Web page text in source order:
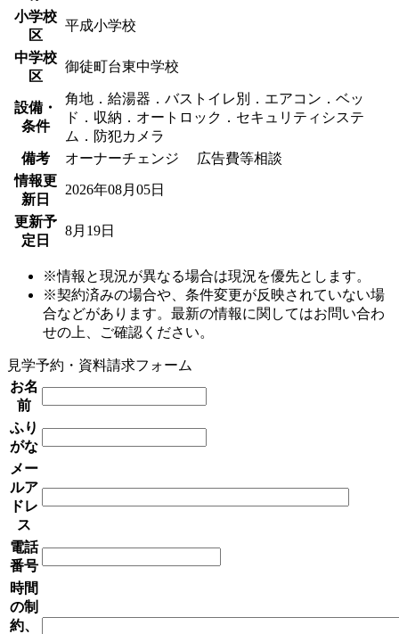
小学校
区
平成小学校
中学校
区
御徒町台東中学校
設備・
条件
角地．給湯器．バストイレ別．エアコン．ベッ
ド．収納．オートロック．セキュリティシステ
ム．防犯カメラ
備考
オーナーチェンジ 広告費等相談
情報更
新日
2026年08月05日
更新予
定日
8月19日
※情報と現況が異なる場合は現況を優先とします。
※契約済みの場合や、条件変更が反映されていない場
合などがあります。最新の情報に関してはお問い合わ
せの上、ご確認ください。
見学予約・資料請求フォーム
お名
前
ふり
がな
メー
ルア
ドレ
ス
電話
番号
時間
の制
約、